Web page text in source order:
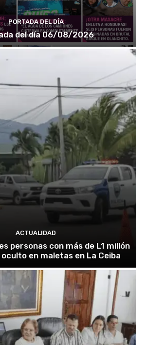
PORTADA DEL DÍA
del día 06/08/2026
ACTUALIDAD
personas con más de L1 millón
en maletas en La Ceiba